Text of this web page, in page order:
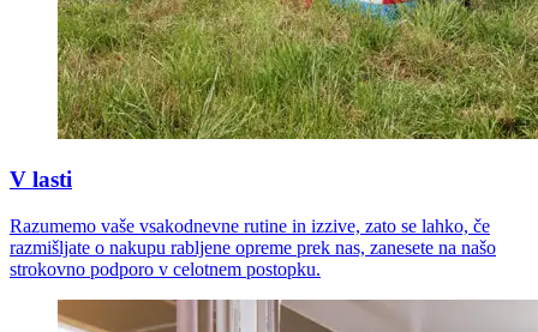
V lasti
Razumemo vaše vsakodnevne rutine in izzive, zato se lahko, če
razmišljate o nakupu rabljene opreme prek nas, zanesete na našo
strokovno podporo v celotnem postopku.